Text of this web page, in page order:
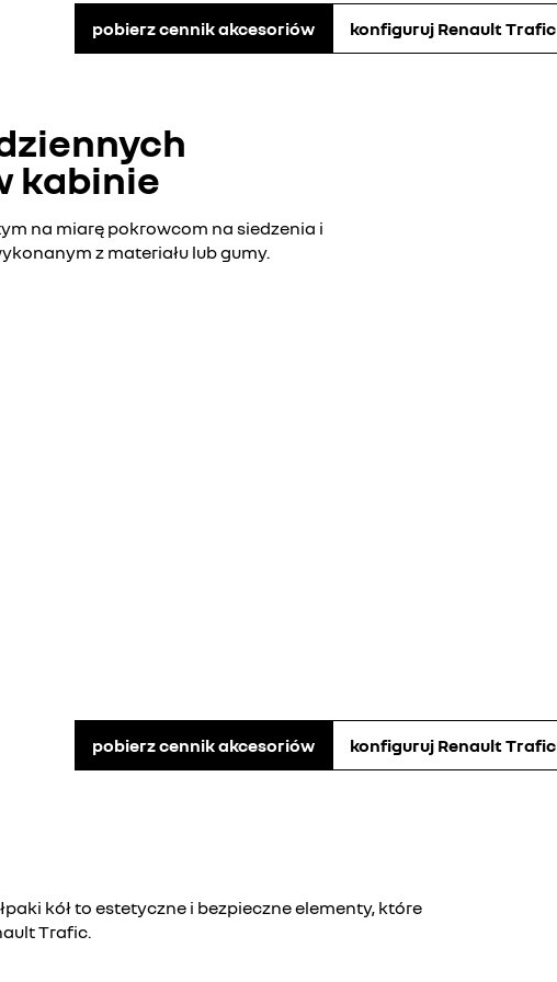
pobierz cennik akcesoriów konfiguruj Renault Trafic
kabinie
na miarę pokrowcom na siedzenia i
z materiału lub gumy.
pobierz cennik akcesoriów konfiguruj Renault Trafic
kół to estetyczne i bezpieczne elementy, które
Trafic.